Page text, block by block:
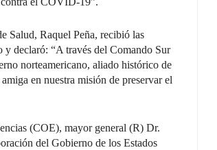
Salud, Raquel Peña, recibió las
declaró: “A través del Comando Sur
norteamericano, aliado histórico de
en nuestra misión de preservar el
(COE), mayor general (R) Dr.
del Gobierno de los Estados